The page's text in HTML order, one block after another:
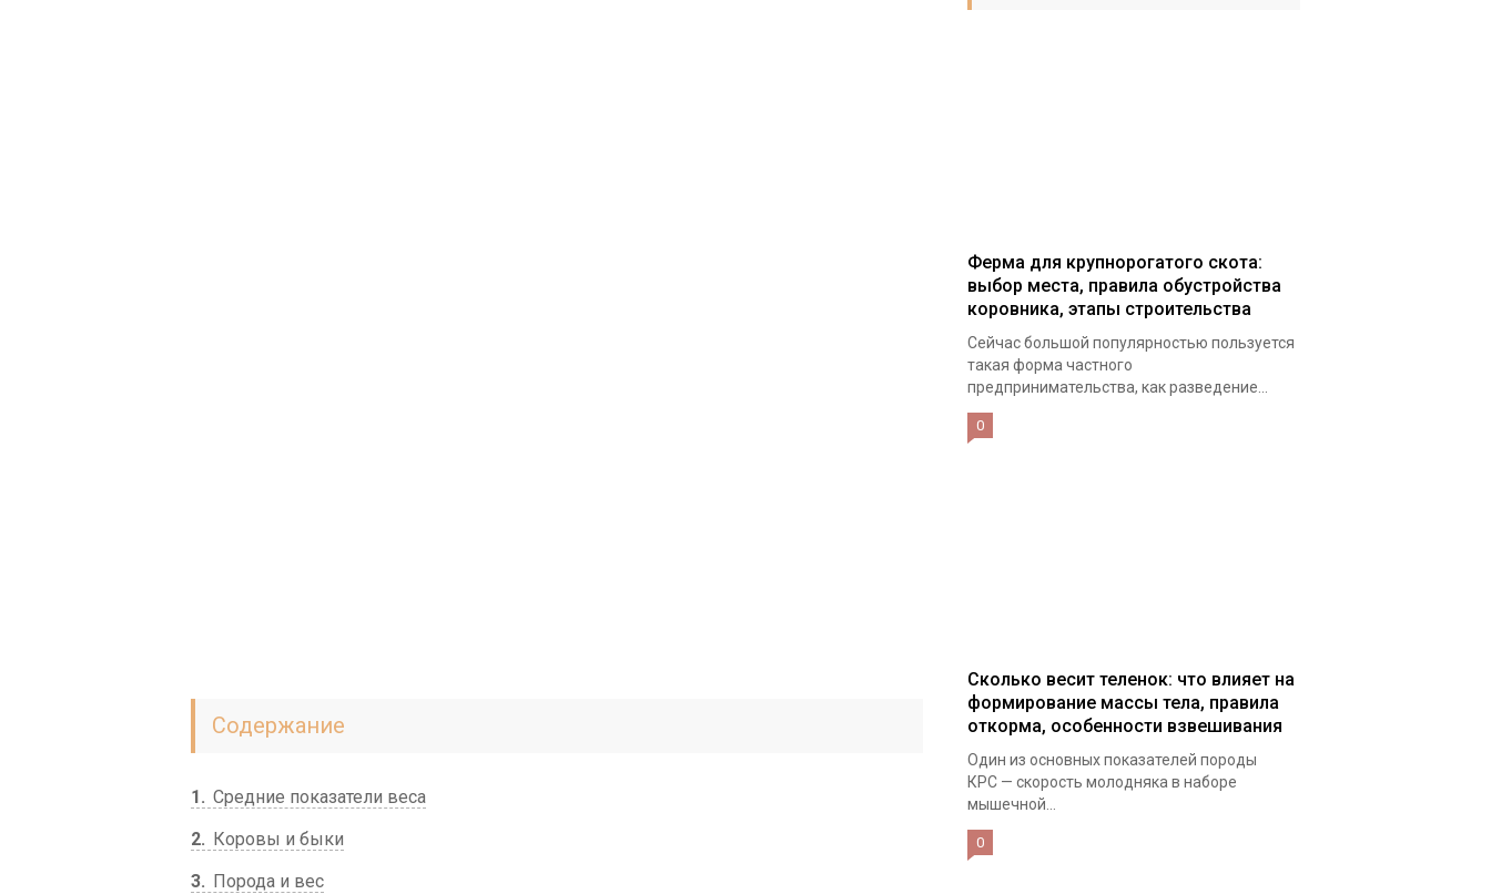
Содержание
1
Средние показатели веса
2
Коровы и быки
3
Порода и вес
Ферма для крупнорогатого скота:
выбор места, правила обустройства
коровника, этапы строительства
Сейчас большой популярностью пользуется
такая форма частного
предпринимательства, как разведение...
0
Сколько весит теленок: что влияет на
формирование массы тела, правила
откорма, особенности взвешивания
Один из основных показателей породы
КРС — скорость молодняка в наборе
мышечной...
0